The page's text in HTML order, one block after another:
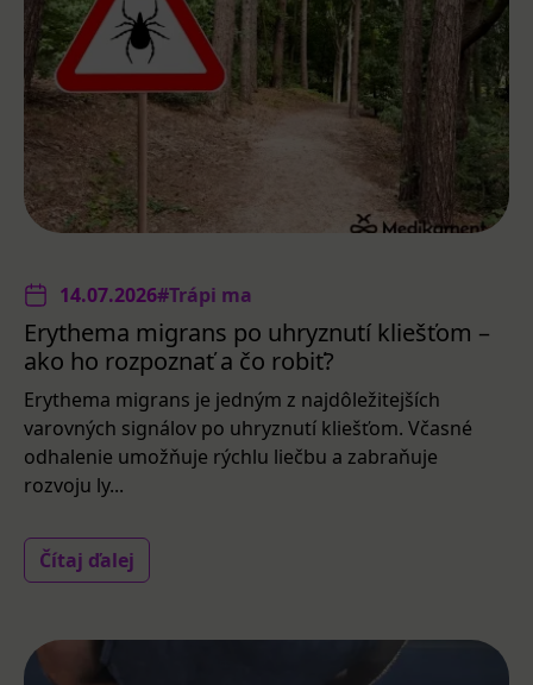
14.07.2026#Trápi ma
Erythema migrans po uhryznutí kliešťom –
ako ho rozpoznať a čo robiť?
Erythema migrans je jedným z najdôležitejších
varovných signálov po uhryznutí kliešťom. Včasné
odhalenie umožňuje rýchlu liečbu a zabraňuje
rozvoju ly...
Čítaj ďalej